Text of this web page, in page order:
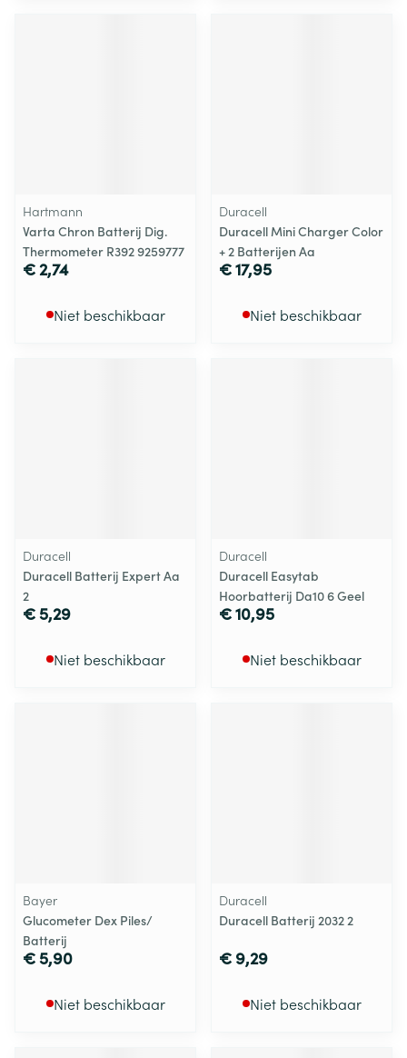
Hartmann
Varta Chron Batterij Dig.
Thermometer R392 9259777
€ 2,74
Niet beschikbaar
Duracell
Duracell Mini Charger Color
+ 2 Batterijen Aa
€ 17,95
Niet beschikbaar
Duracell
Duracell Batterij Expert Aa
2
€ 5,29
Niet beschikbaar
Duracell
Duracell Easytab
Hoorbatterij Da10 6 Geel
€ 10,95
Niet beschikbaar
Bayer
Glucometer Dex Piles/
Batterij
€ 5,90
Niet beschikbaar
Duracell
Duracell Batterij 2032 2
€ 9,29
Niet beschikbaar